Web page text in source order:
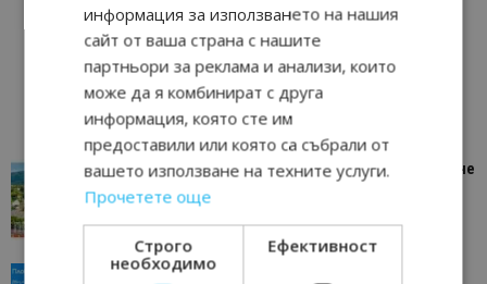
“Пощенска картичка от…”: Петрич – Изживяване
“Пощенска картичка от…”: Пловдив, градът на
информация за използването на нашия
сайт от ваша страна с нашите
партньори за реклама и анализи, които
може да я комбинират с друга
информация, която сте им
предоставили или която са събрали от
вашето използване на техните услуги.
Прочетете още
Строго
необходимо
Ефективност